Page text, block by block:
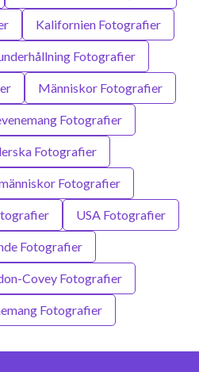
Kalifornien Fotografier
Fotografier
Människor Fotografier
Fotografier
Fotografier
Fotografier
USA Fotografier
Fotografier
Covey Fotografier
Fotografier